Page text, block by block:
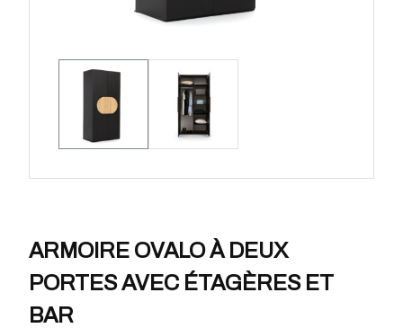
ARMOIRE OVALO À DEUX
PORTES AVEC ÉTAGÈRES ET
BAR